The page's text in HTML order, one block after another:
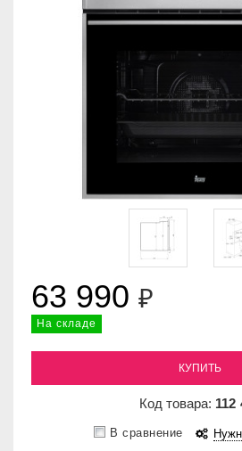
63 990 ₽
На складе
КУПИТЬ
Код товара: 112
В сравнение